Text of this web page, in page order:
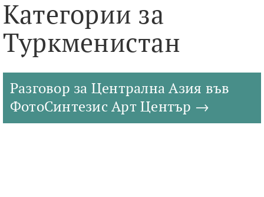
Категории за
Туркменистан
Разговор за Централна Азия във
ФотоСинтезис Арт Център